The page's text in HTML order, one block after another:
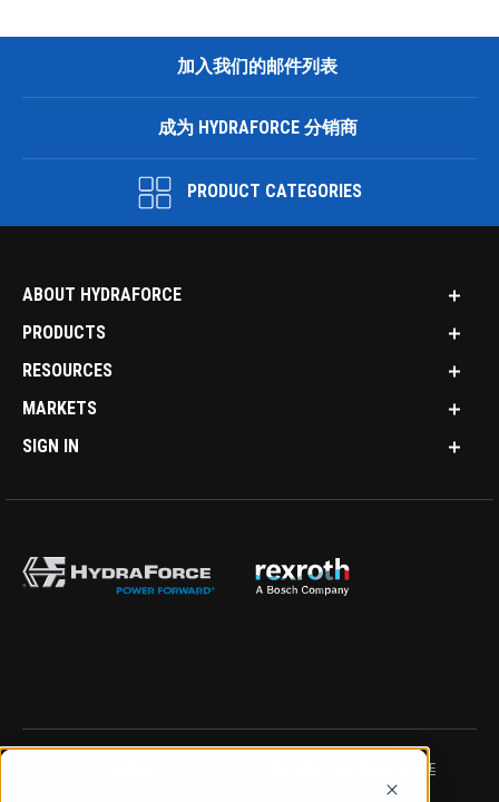
加入我们的邮件列表
成为 HYDRAFORCE 分销商
PRODUCT CATEGORIES
ABOUT HYDRAFORCE
PRODUCTS
RESOURCES
MARKETS
SIGN IN
DATA PROTECTION NOTICE